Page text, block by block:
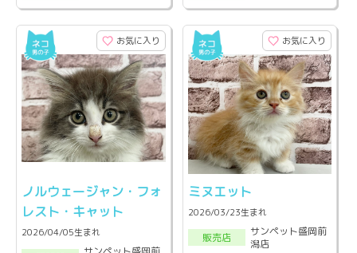
お気に入り
ノルウェージャン・フォ
レスト・キャット
2026/04/05生まれ
お気に入り
ミヌエット
2026/03/23生まれ
販売店
サンペット盛岡前
潟店